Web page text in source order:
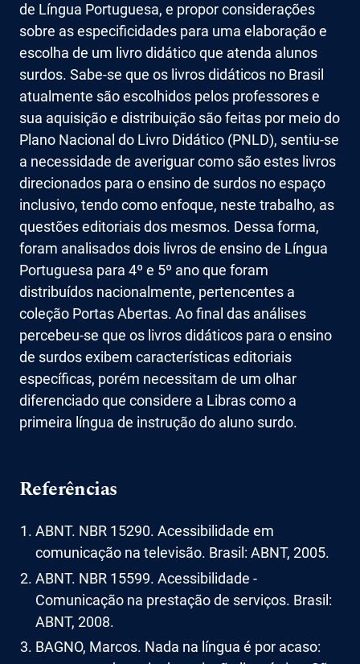
de Língua Portuguesa, e propor considerações
sobre as especificidades para uma elaboração e
escolha de um livro didático que atenda alunos
surdos. Sabe-se que os livros didáticos no Brasil
atualmente são escolhidos pelos professores e
sua aquisição e distribuição são feitas por meio do
Plano Nacional do Livro Didático (PNLD), sentiu-se
a necessidade de averiguar como são estes livros
direcionados para o ensino de surdos no espaço
inclusivo, tendo como enfoque, neste trabalho, as
questões editoriais dos mesmos. Dessa forma,
foram analisados dois livros de ensino de Língua
Portuguesa para 4º e 5º ano que foram
distribuídos nacionalmente, pertencentes a
coleção Portas Abertas. Ao final das análises
percebeu-se que os livros didáticos para o ensino
de surdos exibem características editoriais
específicas, porém necessitam de um olhar
diferenciado que considere a Libras como a
primeira língua de instrução do aluno surdo.
Referências
ABNT. NBR 15290. Acessibilidade em
comunicação na televisão. Brasil: ABNT, 2005.
ABNT. NBR 15599. Acessibilidade -
Comunicação na prestação de serviços. Brasil:
ABNT, 2008.
BAGNO, Marcos. Nada na língua é por acaso: